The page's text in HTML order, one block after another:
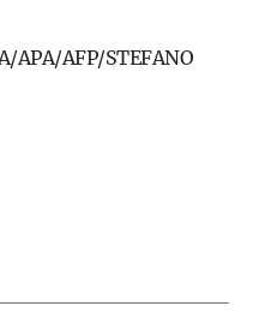
APA/AFP/STEFANO